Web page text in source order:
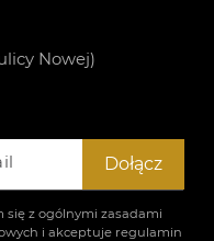
Nowej)
się z ogólnymi zasadami
i akceptuje regulamin
Dołącz